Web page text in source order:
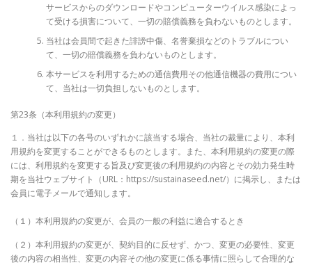
サービスからのダウンロードやコンピューターウイルス感染によっ
て受ける損害について、一切の賠償義務を負わないものとします。
当社は会員間で起きた誹謗中傷、名誉棄損などのトラブルについ
て、一切の賠償義務を負わないものとします。
本サービスを利用するための通信費用その他通信機器の費用につい
て、当社は一切負担しないものとします。
第23条（本利用規約の変更）
１．当社は以下の各号のいずれかに該当する場合、当社の裁量により、本利
用規約を変更することができるものとします。また、本利用規約の変更の際
には、利用規約を変更する旨及び変更後の利用規約の内容とその効力発生時
期を当社ウェブサイト（URL：https://sustainaseed.net/）に掲示し、または
会員に電子メールで通知します。
（１）本利用規約の変更が、会員の一般の利益に適合するとき
（２）本利用規約の変更が、契約目的に反せず、かつ、変更の必要性、変更
後の内容の相当性、変更の内容その他の変更に係る事情に照らして合理的な